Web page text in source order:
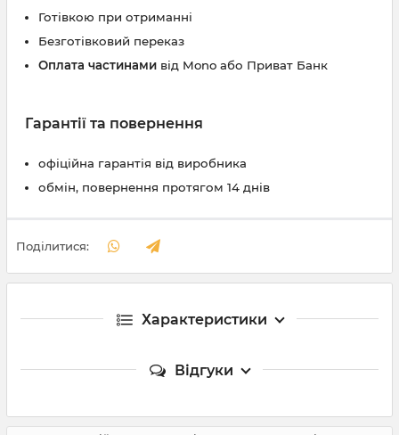
Готівкою при отриманні
Безготівковий переказ
Оплата частинами від Mono або Приват Банк
Гарантії та повернення
офіційна гарантія від виробника
обмін, повернення протягом 14 днів
Поділитися:
Характеристики
Відгуки